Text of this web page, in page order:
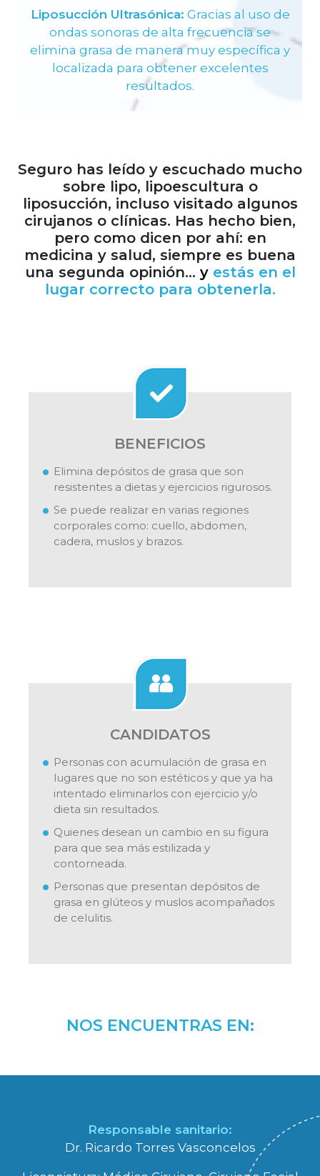
Liposucción Ultrasónica: Gracias al uso de
ondas sonoras de alta frecuencia se
elimina grasa de manera muy específica y
localizada para obtener excelentes
resultados.
Seguro has leído y escuchado mucho
sobre lipo, lipoescultura o
liposucción, incluso visitado algunos
cirujanos o clínicas. Has hecho bien,
pero como dicen por ahí: en
medicina y salud, siempre es buena
una segunda opinión… yestás en el
lugar correcto para obtenerla.
BENEFICIOS
Elimina depósitos de grasa que son
resistentes a dietas y ejercicios rigurosos.
Se puede realizar en varias regiones
corporales como: cuello, abdomen,
cadera, muslos y brazos.
CANDIDATOS
Personas con acumulación de grasa en
lugares que no son estéticos y que ya ha
intentado eliminarlos con ejercicio y/o
dieta sin resultados.
Quienes desean un cambio en su figura
para que sea más estilizada y
contorneada.
Personas que presentan depósitos de
grasa en glúteos y muslos acompañados
de celulitis.
NOS ENCUENTRAS EN:
Responsable sanitario:
Dr. Ricardo Torres Vasconcelos